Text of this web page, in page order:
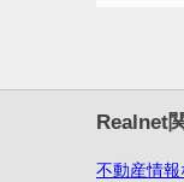
Realnet
不動産情報